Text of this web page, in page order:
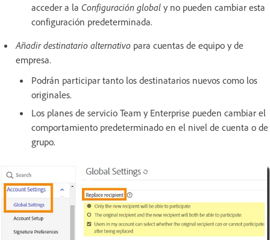
acceder a la Configuración global y no pueden cambiar esta
configuración predeterminada.
Añadir destinatario alternativo para cuentas de equipo y de
empresa.
Podrán participar tanto los destinatarios nuevos como los
originales.
Los planes de servicio Team y Enterprise pueden cambiar el
comportamiento predeterminado en el nivel de cuenta o de
grupo.